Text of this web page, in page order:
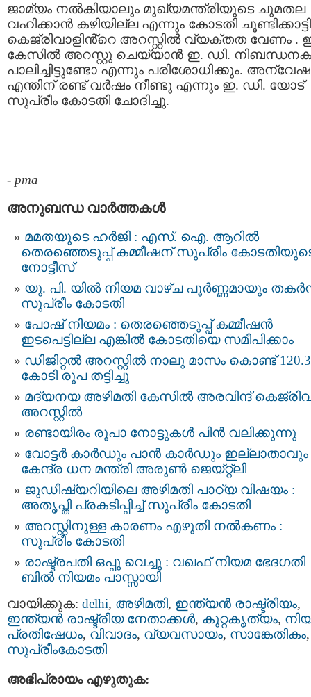
ജാമ്യം നല്‍കിയാലും മുഖ്യമന്ത്രിയുടെ ചുമതല
വഹിക്കാന്‍ കഴിയില്ല എന്നും കോടതി
കെജ്രിവാളിൻ്റെ അറസ്റ്റില്‍ വ്യക്തത വേണം
കേസിൽ അറസ്റ്റു ചെയ്യാൻ ഇ. ഡി.
പാലിച്ചിട്ടുണ്ടോ എന്നും പരിശോധിക്കും.
എന്തിന് രണ്ട് വര്‍ഷം നീണ്ടു എന്നും ഇ. ഡി. യോട്
സുപ്രീം കോടതി ചോദിച്ചു.
- pma
അനുബന്ധ വാര്‍ത്തകള്‍
മമതയുടെ ഹർജി : എസ്. ഐ. ആറില്‍
തെരഞ്ഞെടുപ്പ്‌ കമ്മീഷന്‌ സുപ്രീം
നോട്ടീസ്‌
യു. പി. യിൽ നിയമ വാഴ്ച പൂർണ്ണമായും
സുപ്രീം കോടതി
പോഷ് നിയമം : തെരഞ്ഞെടുപ്പ് കമ്മീഷൻ
ഇടപെട്ടില്ല എങ്കിൽ കോടതിയെ സമീപിക്കാം
ഡിജിറ്റല്‍ അറസ്റ്റില്‍ നാലു മാസം കൊണ്ട് 120.3
കോടി രൂപ തട്ടിച്ചു
മദ്യനയ അഴിമതി കേസില്‍ അരവിന്ദ്
അറസ്റ്റില്‍
രണ്ടായിരം രൂപാ നോട്ടുകള്‍ പിന്‍ വലിക്കുന്നു
വോട്ടർ കാർഡും പാൻ കാർഡും ഇല്ലാതാവും
കേന്ദ്ര ധന മന്ത്രി അരുൺ ജെയ്റ്റ്ലി
ജുഡീഷ്യറിയിലെ അഴിമതി പാഠ്യ വിഷയം :
അതൃപ്തി പ്രകടിപ്പിച്ച് സുപ്രീം കോടതി
അറസ്റ്റിനുള്ള കാരണം എഴുതി നൽകണം :
സുപ്രീം കോടതി
രാഷ്ട്രപതി ഒപ്പു വെച്ചു : വഖഫ് നിയമ ഭേദഗതി
ബില്‍ നിയമം പാസ്സായി
വായിക്കുക: delhi, അഴിമതി, ഇന്ത്യന്‍ രാഷ്ട്രീയം,
ഇന്ത്യന്‍ രാഷ്ട്രീയ നേതാക്കള്‍, കുറ്റകൃത്യം,
പ്രതിഷേധം, വിവാദം, വ്യവസായം, സാങ്കേതികം,
സുപ്രീംകോടതി
അഭിപ്രായം എഴുതുക: